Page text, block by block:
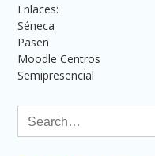
Enlaces:
Séneca
Pasen
Moodle Centros
Semipresencial